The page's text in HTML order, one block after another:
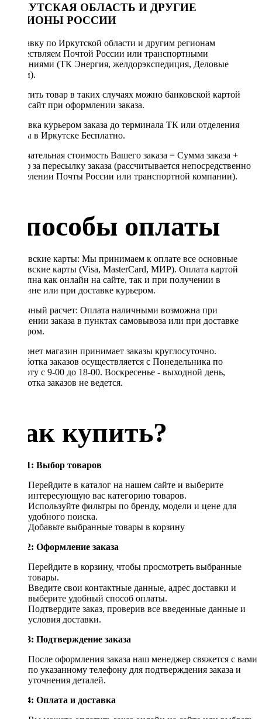
ИРКУТСКАЯ ОБЛАСТЬ И ДРУГИЕ
РЕГИОНЫ РОССИИ
Отправку по Иркутской области и другим регионам
осуществляем Почтой России или транспортными
компаниями (ТК Энергия, желдорэкспедиция, Деловые
линии).
Оплатить товар в таких случаях можно банковской картой
через сайт при оформлении заказа.
Доставка курьером заказа до терминала ТК или отделения
Почты в Иркутске Бесплатно.
Окончательная стоимость Вашего заказа = Сумма заказа +
Тариф за пересылку заказа (рассчитывается непосредственно
в отделении Почты России или транспортной компании).
Способы оплаты
Банковские карты: Мы принимаем к оплате все основные
банковские карты (Visa, MasterCard, МИР). Оплата картой
доступна как онлайн на сайте, так и при получении в
магазине или при доставке курьером.
Наличный расчет: Оплата наличными возможна при
получении заказа в пунктах самовывоза или при доставке
курьером.
Интернет магазин принимает заказы круглосуточно.
Обработка заказов осуществляется с Понедельника по
Субботу с 9-00 до 18-00. Воскресенье - выходной день,
обработка заказов не ведется.
Как купить?
Шаг 1: Выбор товаров
Перейдите в каталог на нашем сайте и выберите
интересующую вас категорию товаров.
Используйте фильтры по бренду, модели и цене для
удобного поиска.
Добавьте выбранные товары в корзину
Шаг 2: Оформление заказа
Перейдите в корзину, чтобы просмотреть выбранные
товары.
Введите свои контактные данные, адрес доставки и
выберите удобный способ оплаты.
Подтвердите заказ, проверив все введенные данные и
условия доставки.
Шаг 3: Подтверждение заказа
После оформления заказа наш менеджер свяжется с вами
по указанному телефону для подтверждения заказа и
уточнения деталей.
Шаг 4: Оплата и доставка